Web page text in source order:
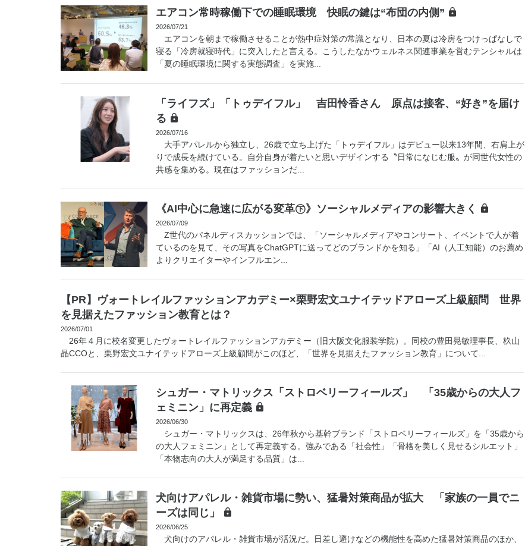
エアコン常時稼働下での睡眠環境 快眠の鍵は“布団の内側”
2026/07/21
エアコンを朝まで稼働させることが熱中症対策の常識となり、日本の夏は冷房をつけっぱなしで
寝る「冷房就寝時代」に突入したと言える。こうしたなかウェルネス関連事業を営むテンシャルは
「夏の睡眠環境に関する実態調査」を実施...
「ライフズ」「トゥデイフル」 吉田怜香さん 原点は接客、“好き”を届け
る
2026/07/16
大手アパレルから独立し、26歳で立ち上げた「トゥデイフル」はデビュー以来13年間、右肩上が
りで成長を続けている。自分自身が着たいと思いデザインする〝日常になじむ服〟が同世代女性の
共感を集める。現在はファッションだ...
《AI中心に急速に広がる変革㊦》ソーシャルメディアの影響大きく
2026/07/09
Z世代のパネルディスカッションでは、「ソーシャルメディアやコンサート、イベントで人が着
ているのを見て、その写真をChatGPTに送ってどのブランドかを知る」「AI（人工知能）のお薦め
よりクリエイターやインフルエン...
【PR】ヴォートレイルファッションアカデミー×栗野宏文ユナイテッドアローズ上級顧問 世界
を見据えたファッション教育とは？
2026/07/01
26年４月に校名変更したヴォートレイルファッションアカデミー（旧大阪文化服装学院）。同校の豊田晃敏理事長、杦山
晶CCOと、栗野宏文ユナイテッドアローズ上級顧問がこのほど、「世界を見据えたファッション教育」について...
シュガー・マトリックス「ストロベリーフィールズ」 「35歳からの大人フ
ェミニン」に再定義
2026/06/30
シュガー・マトリックスは、26年秋から基幹ブランド「ストロベリーフィールズ」を「35歳から
の大人フェミニン」として再定義する。強みである「社会性」「骨格を美しく見せるシルエット」
「本物志向の大人が満足する品質」は...
犬向けアパレル・雑貨市場に勢い、猛暑対策商品が拡大 「家族の一員でニ
ーズは同じ」
2026/06/25
犬向けのアパレル・雑貨市場が活況だ。日差し避けなどの機能性を高めた猛暑対策商品のほか、